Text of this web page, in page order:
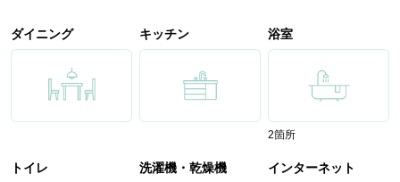
ダイニング キッチン 浴室
2箇所
トイレ 洗濯機・乾燥機 インターネット